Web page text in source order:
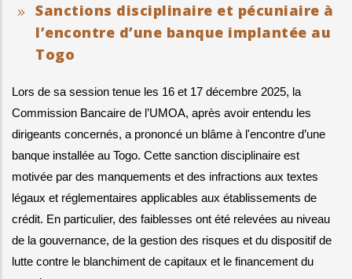
Sanctions disciplinaire et pécuniaire à
l’encontre d’une banque implantée au
Togo
Lors de sa session tenue les 16 et 17 décembre 2025, la
Commission Bancaire de l’UMOA, après avoir entendu les
dirigeants concernés, a prononcé un blâme à l'encontre d’une
banque installée au Togo. Cette sanction disciplinaire est
motivée par des manquements et des infractions aux textes
légaux et réglementaires applicables aux établissements de
crédit. En particulier, des faiblesses ont été relevées au niveau
de la gouvernance, de la gestion des risques et du dispositif de
lutte contre le blanchiment de capitaux et le financement du